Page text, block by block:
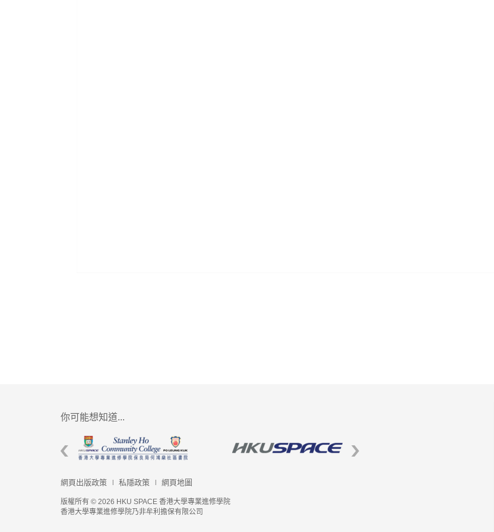
你可能想知道...
網頁出版政策 私隱政策 網頁地圖
版權所有 © 2026 HKU SPACE 香港大學專業進修學院
香港大學專業進修學院乃非牟利擔保有限公司